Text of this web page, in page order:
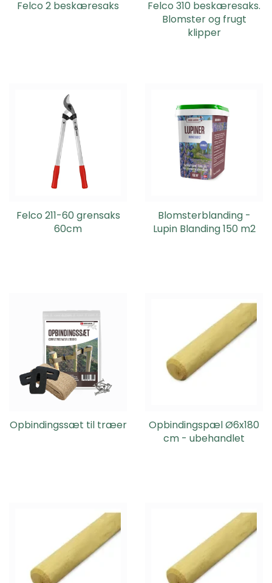
Felco 2 beskæresaks
Felco 310 beskæresaks.
Blomster og frugt
klipper
Felco 211-60 grensaks
60cm
Blomsterblanding -
Lupin Blanding 150 m2
Opbindingssæt til træer
Opbindingspæl Ø6x180
cm - ubehandlet